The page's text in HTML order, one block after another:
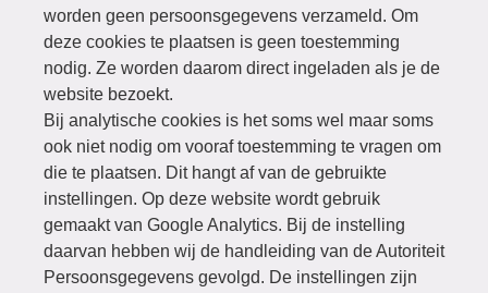
worden geen persoonsgegevens verzameld. Om
deze cookies te plaatsen is geen toestemming
nodig. Ze worden daarom direct ingeladen als je de
website bezoekt.
Bij analytische cookies is het soms wel maar soms
ook niet nodig om vooraf toestemming te vragen om
die te plaatsen. Dit hangt af van de gebruikte
instellingen. Op deze website wordt gebruik
gemaakt van Google Analytics. Bij de instelling
daarvan hebben wij de handleiding van de Autoriteit
Persoonsgegevens gevolgd. De instellingen zijn